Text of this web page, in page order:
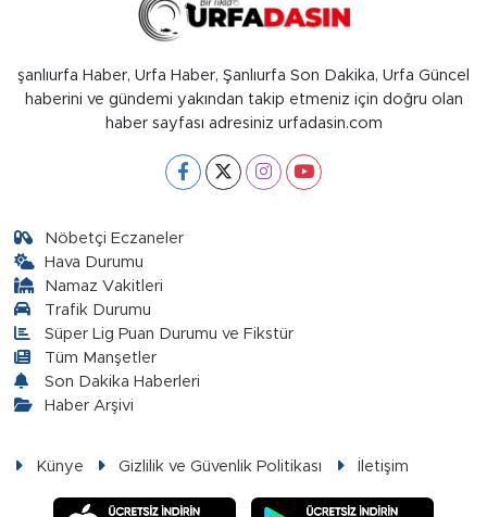
şanlıurfa Haber, Urfa Haber, Şanlıurfa Son Dakika, Urfa Güncel
haberini ve gündemi yakından takip etmeniz için doğru olan
haber sayfası adresiniz urfadasin.com
Nöbetçi Eczaneler
Hava Durumu
Namaz Vakitleri
Trafik Durumu
Süper Lig Puan Durumu ve Fikstür
Tüm Manşetler
Son Dakika Haberleri
Haber Arşivi
Künye Gizlilik ve Güvenlik Politikası İletişim